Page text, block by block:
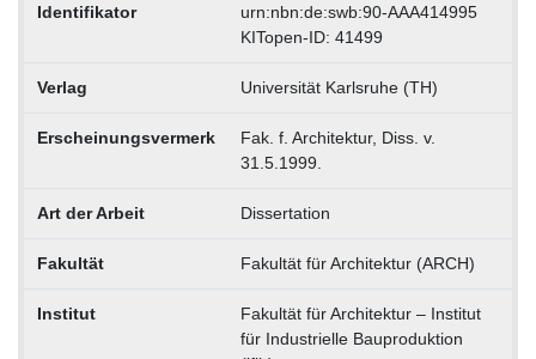
Identifikator
urn:nbn:de:swb:90-AAA414995
KITopen-ID: 41499
Verlag Universität Karlsruhe (TH)
Erscheinungsvermerk
Fak. f. Architektur, Diss. v.
31.5.1999.
Art der Arbeit Dissertation
Fakultät Fakultät für Architektur (ARCH)
Institut
Fakultät für Architektur – Institut
für Industrielle Bauproduktion